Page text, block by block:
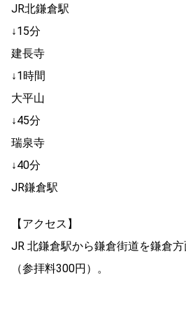
JR北鎌倉駅
↓15分
建長寺
↓1時間
大平山
↓45分
瑞泉寺
↓40分
JR鎌倉駅
【アクセス】
JR 北鎌倉駅から鎌倉街道を鎌倉
（参拝料300円）。